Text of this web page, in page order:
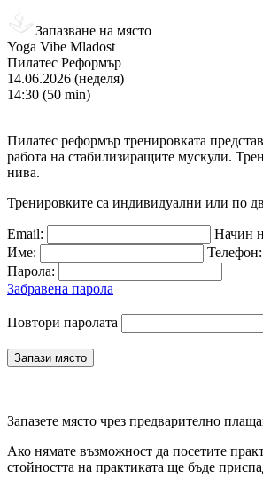
Запазване на място
Yoga Vibe Mladost
Пилатес Реформър
14.06.2026 (неделя)
14:30 (50 min)
Пилатес реформър тренировката
работа на стабилизиращите мускули.
нива.
Тренировките са индивидуални или по
Email:
Начин
Име:
Телефон:
Парола:
Забравена парола
Повтори паролата
Запазете място чрез предварително
Ако нямате възможност да посетите
стойността на практиката ще бъде